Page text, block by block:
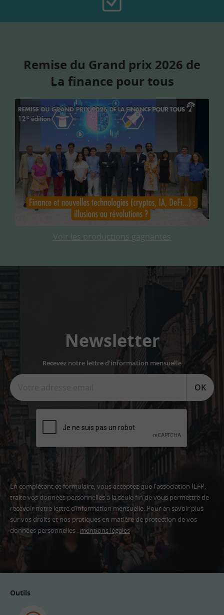
Remise du Grand prix 2026 de
La finance pour tous
Voir les productions gagnantes
Newsletter
Recevez notre lettre d'information mensuelle
OK
En complétant ce formulaire, vous acceptez que l'association IEFP,
traite vos données personnelles à la seule fin de vous permettre de
recevoir notre lettre d’information mensuelle. Pour en savoir plus
sur vos droits et nos pratiques en matière de protection de vos
données personnelles : mentions légales
Outils